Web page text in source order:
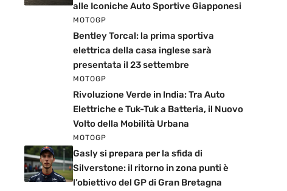
alle Iconiche Auto Sportive Giapponesi
MOTOGP
Bentley Torcal: la prima sportiva
elettrica della casa inglese sarà
presentata il 23 settembre
MOTOGP
Rivoluzione Verde in India: Tra Auto
Elettriche e Tuk-Tuk a Batteria, il Nuovo
Volto della Mobilità Urbana
MOTOGP
Gasly si prepara per la sfida di
Silverstone: il ritorno in zona punti è
l’obiettivo del GP di Gran Bretagna